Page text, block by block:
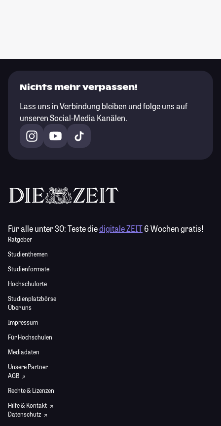
Nichts mehr verpassen!
Lass uns in Verbindung bleiben und folge uns auf
unseren Social-Media Kanälen.
Für alle unter 30:Teste diedigitale ZEIT6 Wochen gratis!
Ratgeber
Studienthemen
Studienformate
Hochschulorte
Studienplatzbörse
Über uns
Impressum
Für Hochschulen
Mediadaten
Unsere Partner
AGB
Rechte & Lizenzen
Hilfe & Kontakt
Datenschutz